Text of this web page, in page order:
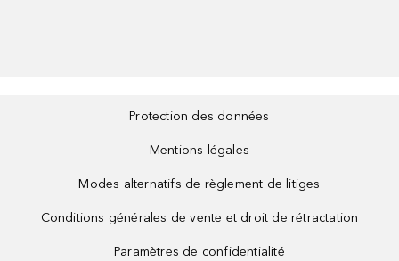
Protection des données
Mentions légales
Modes alternatifs de règlement de litiges
Conditions générales de vente et droit de rétractation
Paramètres de confidentialité